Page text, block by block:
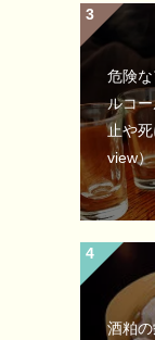
危険
ルコ
止や
view）
酒粕